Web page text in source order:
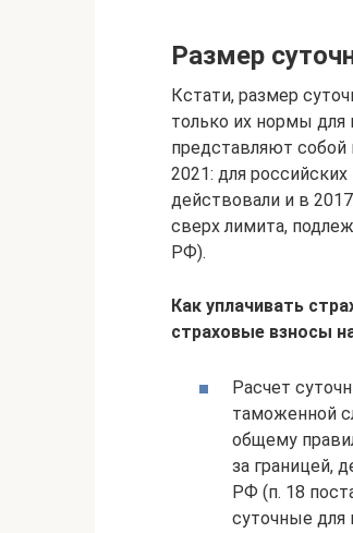
Размер
Кстати, размер
только их нормы
представляют
2021: для
действовали и в
сверх лимита,
РФ).
Как уплачивать
страховые взносы
Расчет
таможенной
общему
за границей,
РФ (п. 18
суточные